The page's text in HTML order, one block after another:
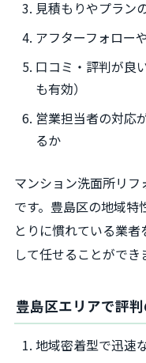
見積もりやプラン
アフターフォロー
口コミ・評判が良
も有効）
営業担当者の対応
るか
マンション洗面所リ
です。豊島区の地域特
とりに慣れている業
して任せることができ
豊島区エリアで評
地域密着型で迅速